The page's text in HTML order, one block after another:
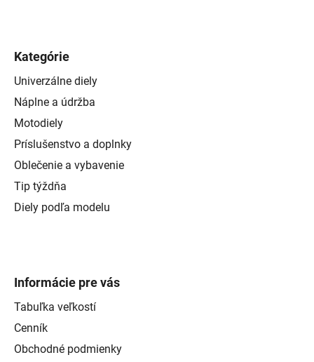
Kategórie
Univerzálne diely
Náplne a údržba
Motodiely
Príslušenstvo a doplnky
Oblečenie a vybavenie
Tip týždňa
Diely podľa modelu
Informácie pre vás
Tabuľka veľkostí
Cenník
Obchodné podmienky